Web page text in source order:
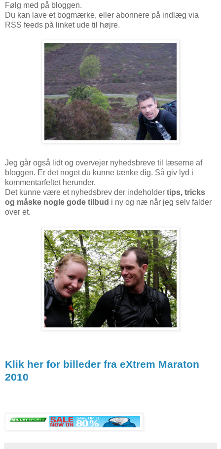
Følg med på bloggen.
Du kan lave et bogmærke, eller abonnere på indlæg via
RSS feeds på linket ude til højre.
Jeg går også lidt og overvejer nyhedsbreve til læserne af
bloggen. Er det noget du kunne tænke dig. Så giv lyd i
kommentarfeltet herunder.
Det kunne være et nyhedsbrev der indeholder tips, tricks
og måske nogle gode tilbud i ny og næ når jeg selv falder
over et.
Klik her for billeder fra eXtrem Maraton
2010